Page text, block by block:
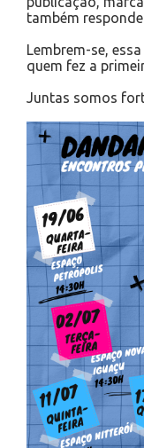
também
Lembrem-se,
quem fez a
Juntas somos